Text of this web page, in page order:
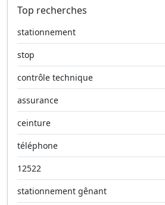
Top recherches
stationnement
stop
contrôle technique
assurance
ceinture
téléphone
12522
stationnement gênant